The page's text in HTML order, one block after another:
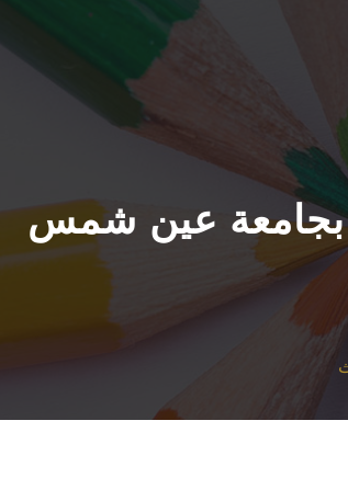
بجامعة عين شمس